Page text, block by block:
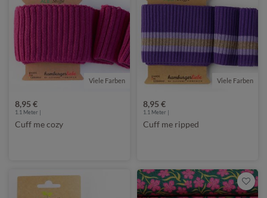
Viele Farben
8,95 €
1.1 Meter |
Cuff me cozy
Viele Farben
8,95 €
1.1 Meter |
Cuff me ripped